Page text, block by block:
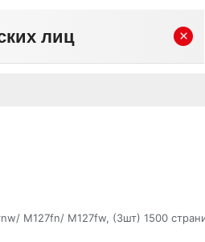
лиц ×
M127fn/ M127fw, (3шт) 1500